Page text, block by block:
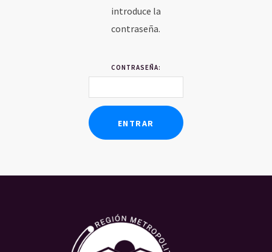
INICIO
CONTENIDOS
USUARIOS
introduce la
contraseña.
CONTRASEÑA: